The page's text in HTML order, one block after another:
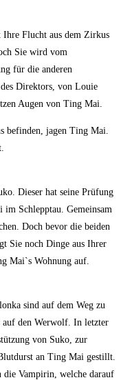
Ihre Flucht aus dem Zirkus
Sie wird vom
für die anderen
Direktors, von Louie
Augen von Ting Mai.
befinden, jagen Ting Mai.
Dieser hat seine Prüfung
im Schlepptau. Gemeinsam
Doch bevor die beiden
Sie noch Dinge aus Ihrer
Mai`s Wohnung auf.
sind auf dem Weg zu
den Werwolf. In letzter
von Suko, zur
an Ting Mai gestillt.
Vampirin, welche darauf